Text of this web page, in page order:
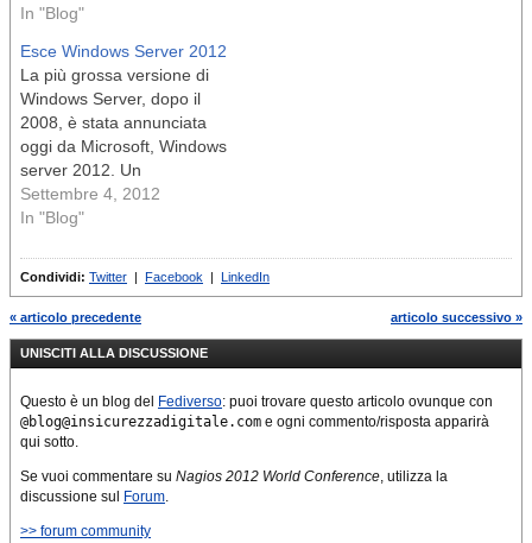
In "Blog"
Esce Windows Server 2012
La più grossa versione di
Windows Server, dopo il
2008, è stata annunciata
oggi da Microsoft, Windows
server 2012. Un
Settembre 4, 2012
In "Blog"
Condividi: Twitter | Facebook | LinkedIn
« articolo precedente articolo successivo »
UNISCITI ALLA DISCUSSIONE
Questo è un blog del Fediverso: puoi trovare questo articolo ovunque con
@blog@insicurezzadigitale.com e ogni commento/risposta apparirà
qui sotto.
Se vuoi commentare su Nagios 2012 World Conference, utilizza la
discussione sul
Forum.
>> forum community